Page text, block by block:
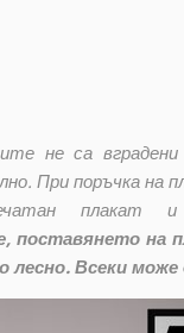
не са
При поръчка на
плакат и
поставянето на
лесно. Всеки може